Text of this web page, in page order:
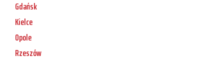
Gdańsk
Kielce
Opole
Rzeszów